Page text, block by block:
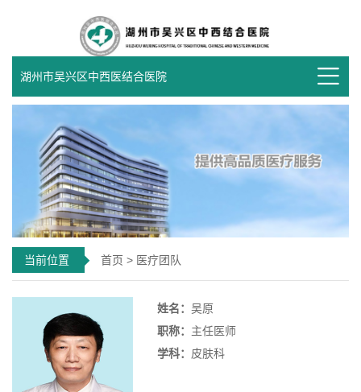
湖州市吴兴区中西医结合医院
当前位置 首页 > 医疗团队
姓名： 吴原
职称： 主任医师
学科： 皮肤科